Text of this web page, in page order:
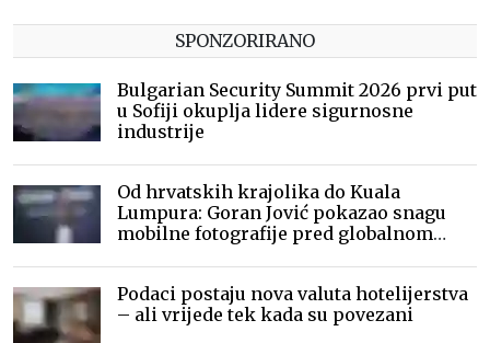
SPONZORIRANO
Bulgarian Security Summit 2026 prvi put
u Sofiji okuplja lidere sigurnosne
industrije
Od hrvatskih krajolika do Kuala
Lumpura: Goran Jović pokazao snagu
mobilne fotografije pred globalnom
Podaci postaju nova valuta hotelijerstva
– ali vrijede tek kada su povezani